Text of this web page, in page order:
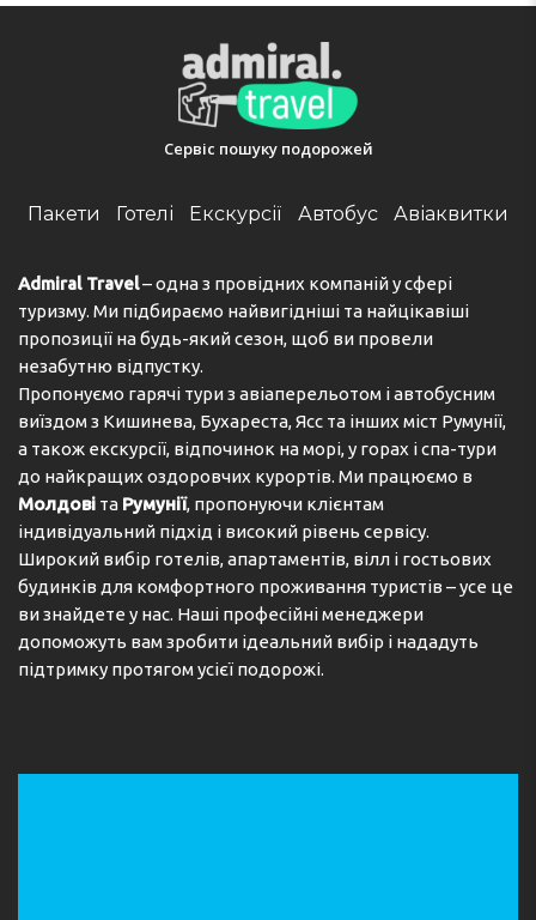
swim at the freshwater pool complex (in part heated).
terrace. The pool bar serves a selection of refreshing
drinks. There are many ways to relax or stay active at the
hotel, including golf and a solarium. Copyright GIATA
2004 - 2024. Multilingual, powered by www.giata.com
for client no. 124971
Адреса:
Calle Veneguera s/n, 35130 Puerto Rico, Gran
Canaria, Spain
Сервіс пошуку подорожей
Пакети Готелі Екскурсії Автобус Авіаквитки
Admiral Travel– одна з провідних компаній у сфері
туризму. Ми підбираємо найвигідніші та найцікавіші
пропозиції на будь-який сезон, щоб ви провели
незабутню відпустку.
Пропонуємо гарячі тури з авіаперельотом і автобусним
виїздом з Кишинева, Бухареста, Ясс та інших міст Румунії,
а також екскурсії, відпочинок на морі, у горах і спа-тури
до найкращих оздоровчих курортів. Ми працюємо в
Молдові та Румунії, пропонуючи клієнтам
індивідуальний підхід і високий рівень сервісу.
Широкий вибір готелів, апартаментів, вілл і гостьових
будинків для комфортного проживання туристів – усе це
ви знайдете у нас. Наші професійні менеджери
допоможуть вам зробити ідеальний вибір і нададуть
підтримку протягом усієї подорожі.